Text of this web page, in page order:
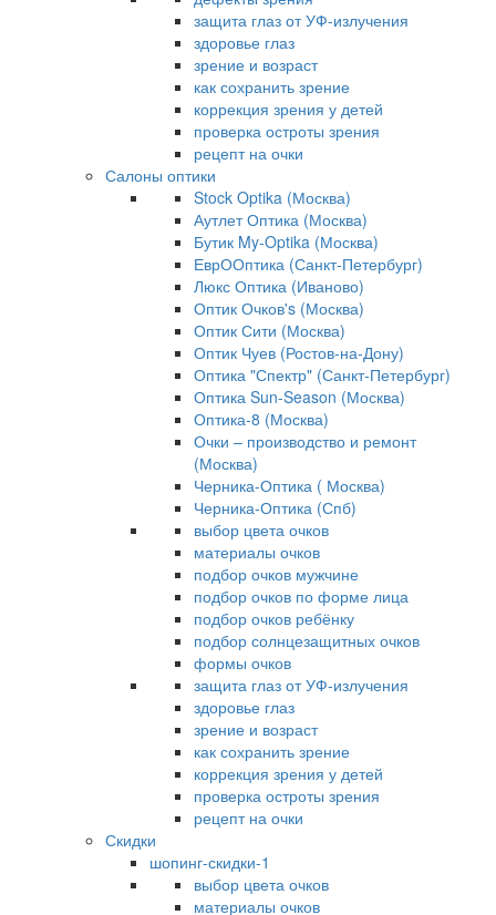
защита глаз от УФ-излучения
здоровье глаз
зрение и возраст
как сохранить зрение
коррекция зрения у детей
проверка остроты зрения
рецепт на очки
Салоны оптики
Stock Optika (Москва)
Аутлет Оптика (Москва)
Бутик My-Optika (Москва)
ЕврООптика (Санкт-Петербург)
Люкс Оптика (Иваново)
Оптик Очков's (Москва)
Оптик Сити (Москва)
Оптик Чуев (Ростов-на-Дону)
Оптика "Спектр" (Санкт-Петербург)
Оптика Sun-Season (Москва)
Оптика-8 (Москва)
Очки – производство и ремонт
(Москва)
Черника-Оптика ( Москва)
Черника-Оптика (Спб)
выбор цвета очков
материалы очков
подбор очков мужчине
подбор очков по форме лица
подбор очков ребёнку
подбор солнцезащитных очков
формы очков
защита глаз от УФ-излучения
здоровье глаз
зрение и возраст
как сохранить зрение
коррекция зрения у детей
проверка остроты зрения
рецепт на очки
Скидки
шопинг-скидки-1
выбор цвета очков
материалы очков